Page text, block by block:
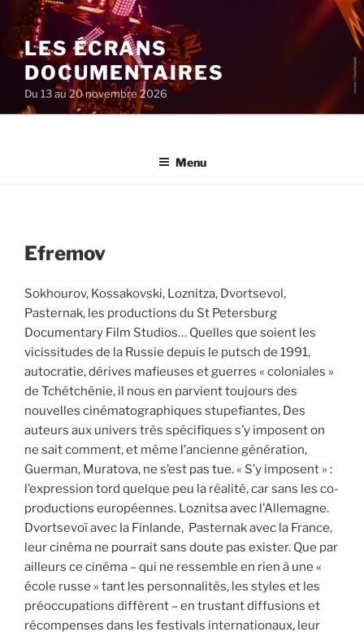
au
contenu
principal
LES ÉCRANS
DOCUMENTAIRES
Du 13 au 20 novembre 2026
Menu
Efremov
Sokhourov, Kossakovski, Loznitza, Dvortsevol,
Pasternak, les productions du St Petersburg
Documentary Film Studios… Quelles que soient les
vicissitudes de la Russie depuis le putsch de 1991,
autocratie, dérives mafieuses et guerres « coloniales »
de Tchétchénie, il nous en parvient toujours des
nouvelles cinématographiques stupefiantes, Des
auteurs aux univers très spécifiques s’y imposent on
ne sait comment, et même l’ancienne génération,
Guerman, Muratova, ne s’est pas tue. « S’y imposent » :
l’expression tord quelque peu la réalité, car sans les co-
productions européennes. Loznitsa avec l’Allemagne.
Dvortsevoï avec la Finlande, Pasternak avec la France,
leur cinéma ne pourrait sans doute pas exister. Que par
ailleurs ce cinéma – qui ne ressemble en rien à une «
école russe » tant les personnalités, les styles et les
préoccupations diffèrent – en trustant diffusions et
récompenses dans les festivals internationaux, leur